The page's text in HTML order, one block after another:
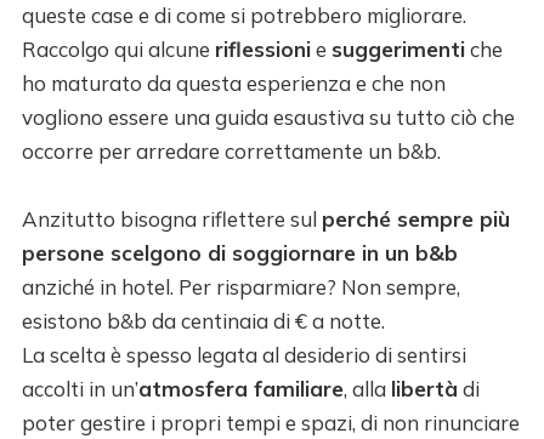
queste case e di come si potrebbero migliorare.
Raccolgo qui alcune riflessionie suggerimentiche
ho maturato da questa esperienza e che non
vogliono essere una guida esaustiva su tutto ciò che
occorre per arredare correttamente un b&b.
Anzitutto bisogna riflettere sul perché sempre più
persone scelgono di soggiornare in un b&b
anziché in hotel. Per risparmiare? Non sempre,
esistono b&b da centinaia di € a notte.
La scelta è spesso legata al desiderio di sentirsi
accolti in un’atmosfera familiare, alla libertà di
poter gestire i propri tempi e spazi, di non rinunciare